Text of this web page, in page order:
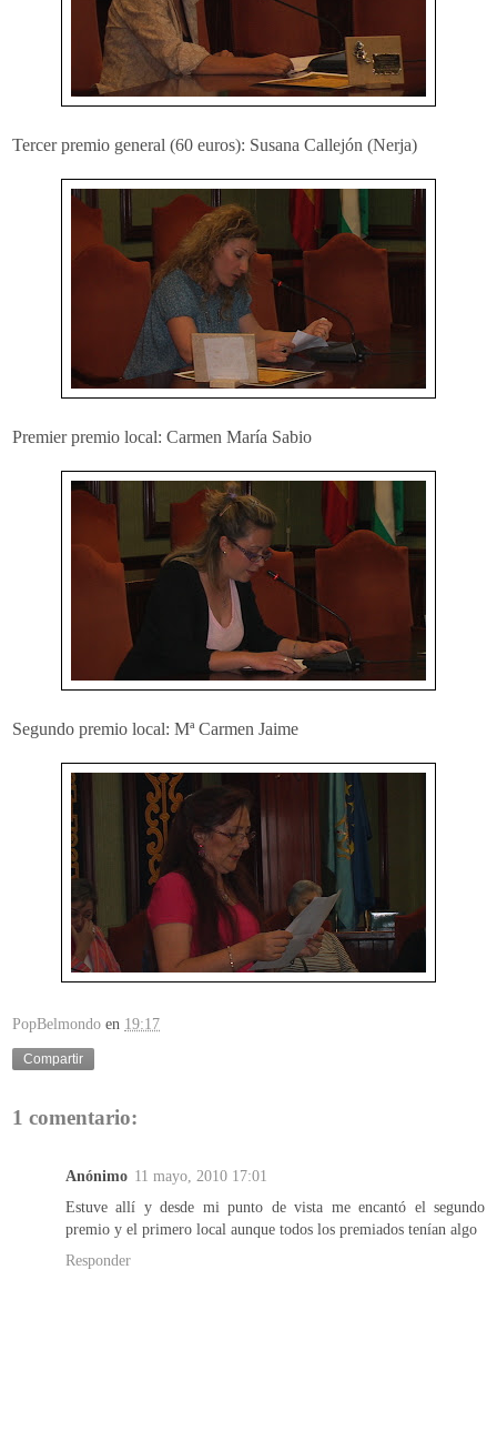
Tercer premio general (60 euros): Susana Callejón (Nerja)
Premier premio local: Carmen María Sabio
Segundo premio local: Mª Carmen Jaime
PopBelmondo en 19:17
Compartir
1 comentario:
Anónimo 11 mayo, 2010 17:01
Estuve allí y desde mi punto de vista me encantó el segundo
premio y el primero local aunque todos los premiados tenían algo
Responder